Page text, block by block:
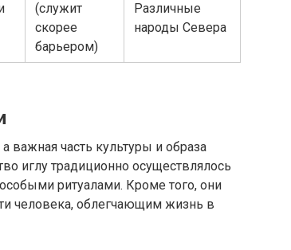
(служит
скорее
барьером)
Различные
народы Севера
важная часть культуры и образа
иглу традиционно осуществлялось
ритуалами. Кроме того, они
человека, облегчающим жизнь в